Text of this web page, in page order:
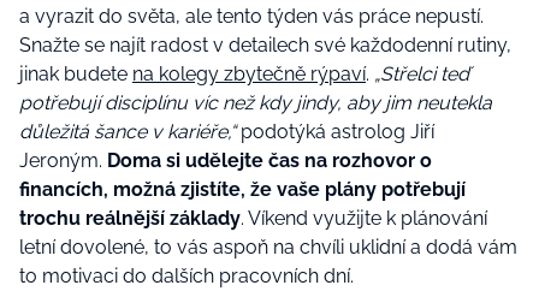
a vyrazit do světa, ale tento týden vás práce nepustí.
Snažte se najít radost v detailech své každodenní rutiny,
jinak budete na kolegy zbytečně rýpaví. „Střelci teď
potřebují disciplínu víc než kdy jindy, aby jim neutekla
důležitá šance v kariéře,“podotýká astrolog Jiří
Jeroným. Doma si udělejte čas na rozhovor o
financích, možná zjistíte, že vaše plány potřebují
trochu reálnější základy. Víkend využijte k plánování
letní dovolené, to vás aspoň na chvíli uklidní a dodá vám
to motivaci do dalších pracovních dní.